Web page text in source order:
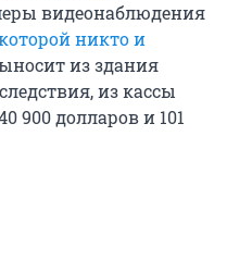
видеонаблюдения
никто и
из здания
из кассы
900 долларов и 101